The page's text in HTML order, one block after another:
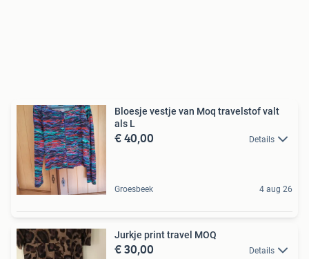
Bloesje vestje van Moq travelstof valt
als L
€ 40,00 Details
Groesbeek 4 aug 26
Jurkje print travel MOQ
€ 30,00 Details